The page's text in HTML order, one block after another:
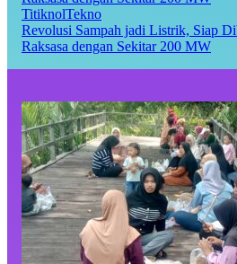
TitiknolTekno
Revolusi Sampah jadi Listrik, Siap
Raksasa dengan Sekitar 200 MW